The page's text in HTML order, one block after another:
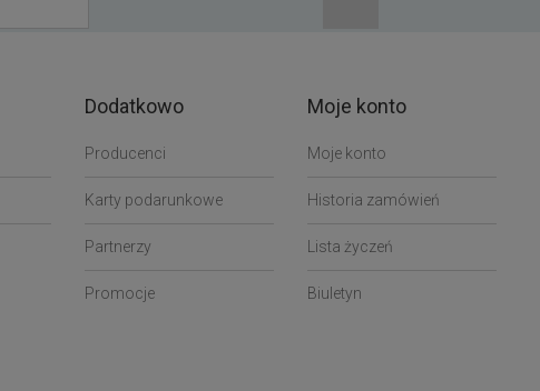
Dodatkowo
Producenci
Karty podarunkowe
Partnerzy
Promocje
Moje konto
Moje konto
Historia zamówień
Lista życzeń
Biuletyn